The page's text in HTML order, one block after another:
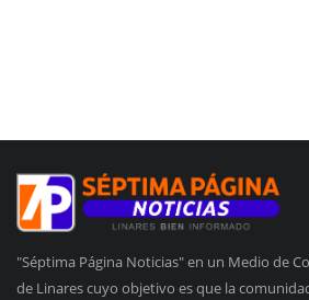
"Séptima Página Noticias" en un Medio de
de Linares cuyo objetivo es que la